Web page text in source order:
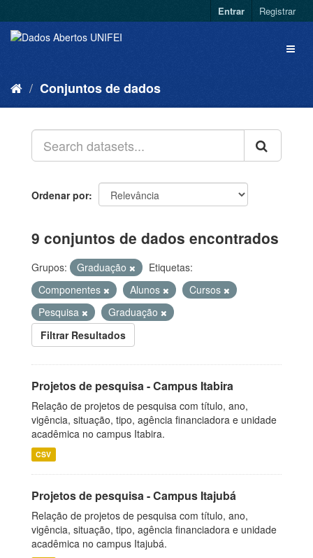
Entrar Registrar
Conjuntos de dados
Ordenar por
9 conjuntos de dados encontrados
Grupos: Graduação
Etiquetas:
Componentes
Alunos
Cursos
Pesquisa
Graduação
Filtrar Resultados
Projetos de pesquisa - Campus Itabira
Relação de projetos de pesquisa com título, ano,
vigência, situação, tipo, agência financiadora e unidade
acadêmica no campus Itabira.
CSV
Projetos de pesquisa - Campus Itajubá
Relação de projetos de pesquisa com título, ano,
vigência, situação, tipo, agência financiadora e unidade
acadêmica no campus Itajubá.